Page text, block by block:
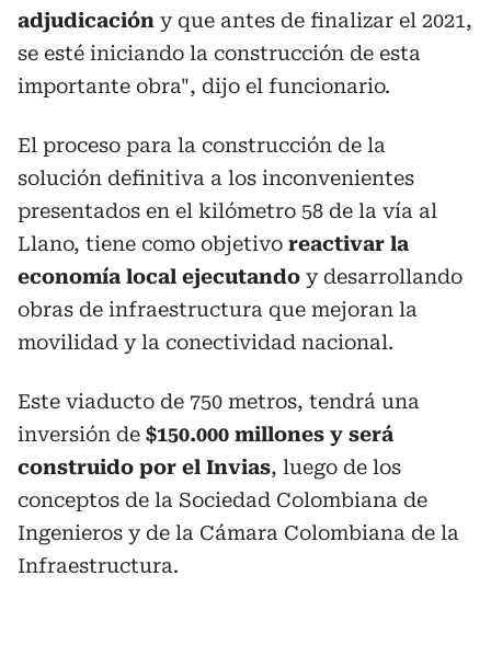
adjudicación y que antes de finalizar el 2021,
se esté iniciando la construcción de esta
importante obra", dijo el funcionario.
El proceso para la construcción de la
solución definitiva a los inconvenientes
presentados en el kilómetro 58 de la vía al
Llano, tiene como objetivo reactivar la
economía local ejecutando y desarrollando
obras de infraestructura que mejoran la
movilidad y la conectividad nacional.
Este viaducto de 750 metros, tendrá una
inversión de $150.000 millones y será
construido por el Invias, luego de los
conceptos de la Sociedad Colombiana de
Ingenieros y de la Cámara Colombiana de la
Infraestructura.